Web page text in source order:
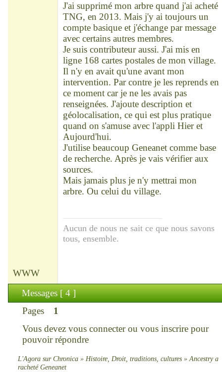
J'ai supprimé mon arbre quand j'ai acheté
TNG, en 2013. Mais j'y ai toujours un
compte basique et j'échange par message
avec certains autres membres.
Je suis contributeur aussi. J'ai mis en
ligne 168 cartes postales de mon village.
Il n'y en avait qu'une avant mon
intervention. Par contre je les reprends en
ce moment car je ne les avais pas
renseignées. J'ajoute description et
géolocalisation, ce qui est plus pratique
quand on s'amuse avec l'appli Hier et
Aujourd'hui.
J'utilise beaucoup Geneanet comme base
de recherche. Après je vais vérifier aux
sources.
Mais jamais plus je n'y mettrai mon
arbre. Ou celui du village.
Aucun de nous ne sait ce que nous savons
tous, ensemble.
WWW
Messages [ 4 ]
Pages
1
Vous devez vous connecterou vous inscrirepour
pouvoir répondre
L'Agora sur Chronica » Histoire, Droit, traditions, cultures »Ancestry a
racheté Geneanet